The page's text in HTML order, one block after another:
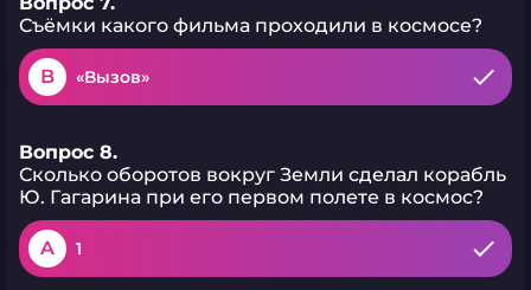
Съёмки какого фильма проходили в космосе?
B «Вызов»
Вопрос 8.
Сколько оборотов вокруг Земли сделал корабль
Ю. Гагарина при его первом полете в космос?
A 1